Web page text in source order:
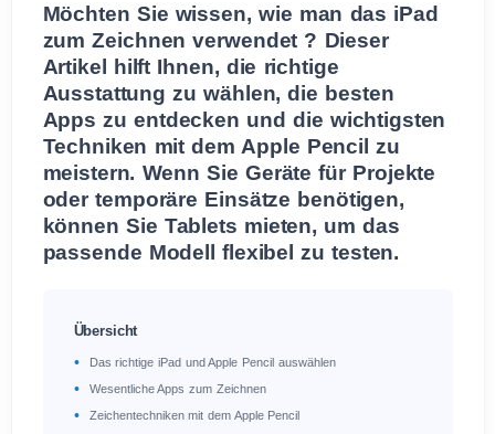
Möchten Sie wissen, wie man das iPad
zum Zeichnen verwendet ? Dieser
Artikel hilft Ihnen, die richtige
Ausstattung zu wählen, die besten
Apps zu entdecken und die wichtigsten
Techniken mit dem Apple Pencil zu
meistern. Wenn Sie Geräte für Projekte
oder temporäre Einsätze benötigen,
können Sie Tablets mieten, um das
passende Modell flexibel zu testen.
Übersicht
Das richtige iPad und Apple Pencil auswählen
Wesentliche Apps zum Zeichnen
Zeichentechniken mit dem Apple Pencil